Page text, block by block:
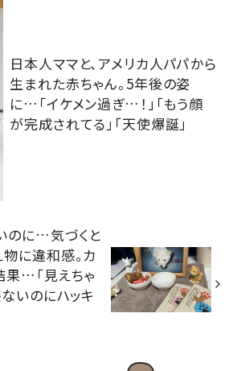
日本人ママと、アメリカ人パパから
生まれた赤ちゃん。5年後の姿
に…「イケメン過ぎ…！」「もう顔
が完成されてる」「天使爆誕」
のに…気づくと
に違和感。カ
果…「見えちゃ
ないのにハッキ